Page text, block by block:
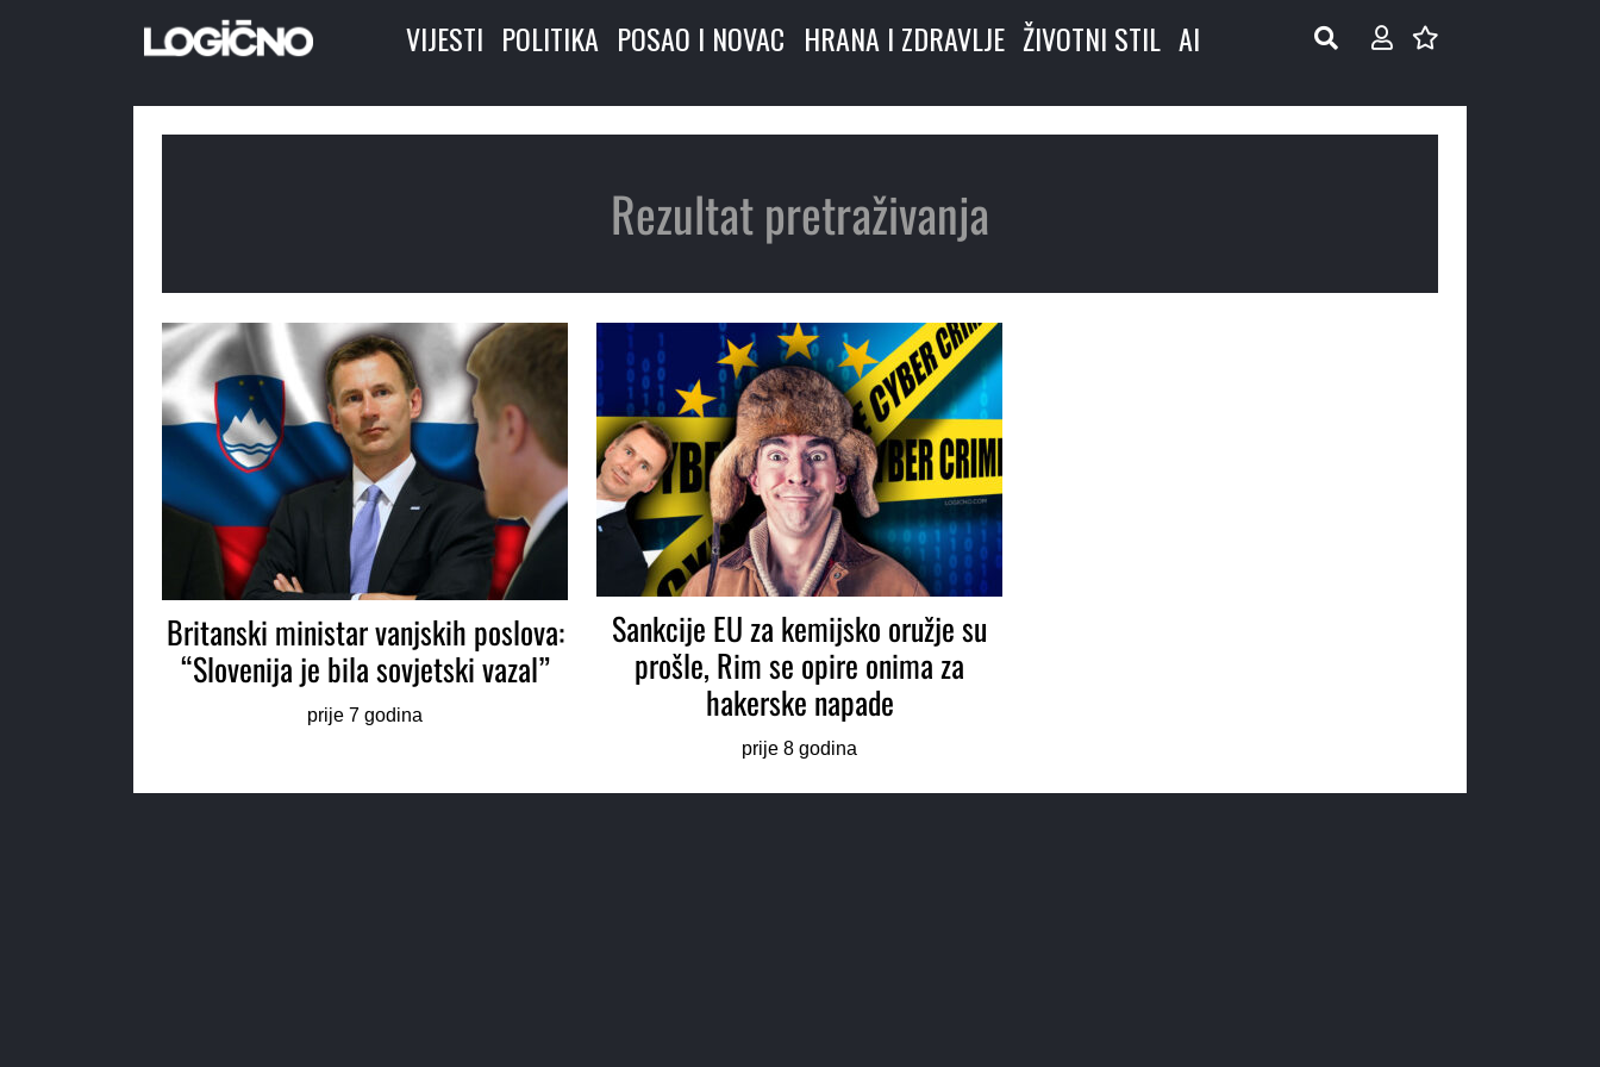
VIJESTI POLITIKA POSAO I NOVAC HRANA I ZDRAVLJE ŽIVOTNI STIL AI
Rezultat pretraživanja
Britanski ministar vanjskih poslova:
“Slovenija je bila sovjetski vazal”
prije 7 godina
Sankcije EU za kemijsko oružje su
prošle, Rim se opire onima za
hakerske napade
prije 8 godina